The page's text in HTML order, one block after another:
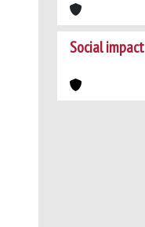
Social impact